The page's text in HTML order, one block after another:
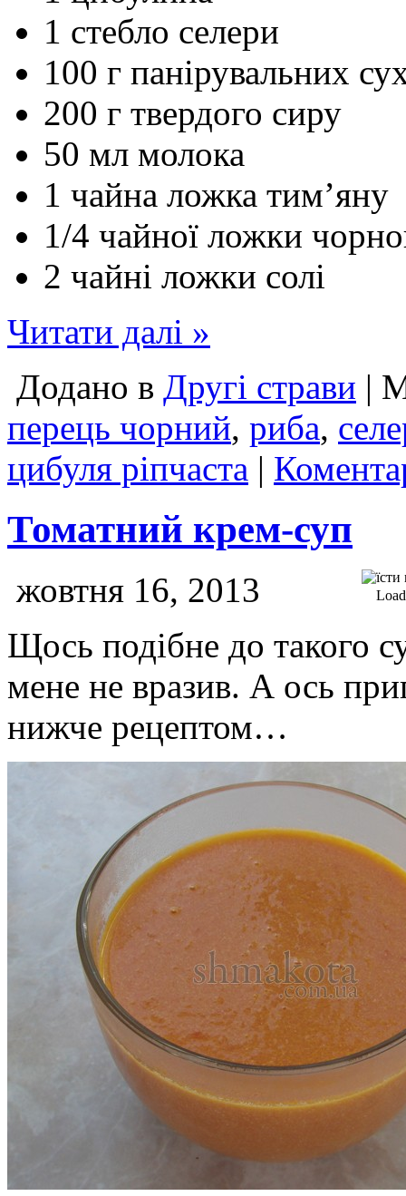
1 стебло селери
100 г панірувальних
200 г твердого сиру
50 мл молока
1 чайна ложка тим’яну
1/4 чайної ложки
2 чайні ложки солі
Читати далі »
Додано в Другі страви |
перець чорний, риба,
цибуля ріпчаста |
Томатний крем-суп
жовтня 16, 2013
Щось подібне до такого
мене не вразив. А ось
нижче рецептом…